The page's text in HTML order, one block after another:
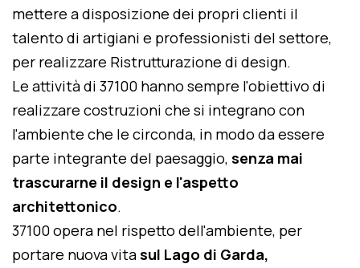
mettere a disposizione dei propri clienti il
talento di artigiani e professionisti del settore,
per realizzare Ristrutturazione di design.
Le attività di 37100 hanno sempre l'obiettivo di
realizzare costruzioni che si integrano con
l'ambiente che le circonda, in modo da essere
parte integrante del paesaggio, senza mai
trascurarne il design e l'aspetto
architettonico.
37100 opera nel rispetto dell'ambiente, per
portare nuova vitasul Lago di Garda,